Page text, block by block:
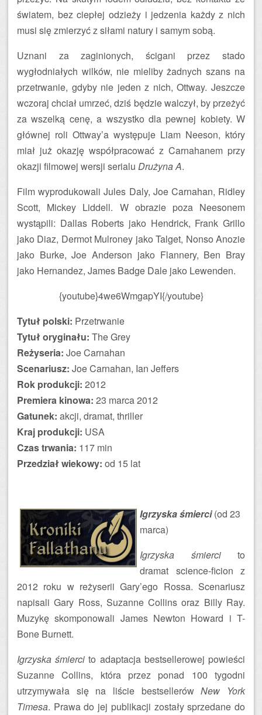
światem, bez ciepłej odzieży i jedzenia każdy z nich
musi się zmierzyć z siłami natury i samym sobą.
Uznani za zaginionych, ścigani przez stado
wygłodniałych wilków, nie mieliby żadnych szans na
przetrwanie, gdyby nie jeden z nich, Ottway. Jeszcze
wczoraj chciał umrzeć, dziś będzie walczył, by przeżyć
za wszelką cenę, a wszystko dla pewnej kobiety. W
głównej roli Ottway’a występuje Liam Neeson, który
miał już okazję współpracować z Carnahanem przy
okazji filmowej wersji serialu Drużyna A.
Film wyprodukowali Jules Daly, Joe Carnahan, Ridley
Scott, Mickey Liddell. W obrazie poza Neesonem
wystąpili: Dallas Roberts jako Hendrick, Frank Grillo
jako Diaz, Dermot Mulroney jako Talget, Nonso Anozie
jako Burke, Joe Anderson jako Flannery, Ben Bray
jako Hernandez, James Badge Dale jako Lewenden.
{youtube}4we6WmgapYI{/youtube}
Tytuł polski: Przetrwanie
Tytuł oryginału: The Grey
Reżyseria: Joe Carnahan
Scenariusz: Joe Carnahan, Ian Jeffers
Rok produkcji: 2012
Premiera kinowa: 23 marca 2012
Gatunek: akcji, dramat, thriller
Kraj produkcji: USA
Czas trwania: 117 min
Przedział wiekowy: od 15 lat
Igrzyska śmierci(od 23
marca)
Igrzyska śmiercito
dramat science-ficion z
2012 roku w reżyserii Gary’ego Rossa. Scenariusz
napisali Gary Ross, Suzanne Collins oraz Billy Ray.
Muzykę skomponowali James Newton Howard i T-
Bone Burnett.
Igrzyska śmierci to adaptacja bestsellerowej powieści
Suzanne Collins, która przez ponad 100 tygodni
utrzymywała się na liście bestsellerówNew York
Timesa. Prawa do jej publikacji zostały sprzedane do